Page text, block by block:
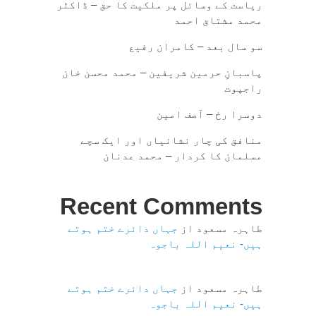
ریاست کے وسائل پر ملکیت کا حق – ڈاکٹر
محمد مشتاق احمد
سو سال بعد – کامران رفیع
پاسبانِ حرمین شریفین – محمد محسن خان
راجپوت
دوسرا رخ – آصف امین
منافق کی چار نشانیاں اور ایک سچے
مسلمان کا کردار – محمد عدنان
Recent Comments
طاہرہ مسعود از جہاں دائرے ختم ہوتے
ہیں- نعیم اللہ باجوہ
طاہرہ مسعود از جہاں دائرے ختم ہوتے
ہیں- نعیم اللہ باجوہ